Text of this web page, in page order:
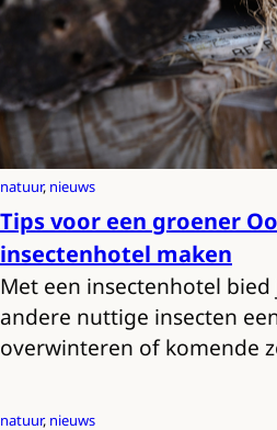
natuur, nieuws
Tips voor een groener
insectenhotel maken
Met een insectenhotel
andere nuttige insecten
overwinteren of komende
natuur, nieuws